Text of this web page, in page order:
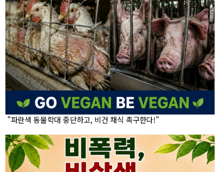
"파란색 동물학대 중단하고, 비건 채식 촉구한다!"